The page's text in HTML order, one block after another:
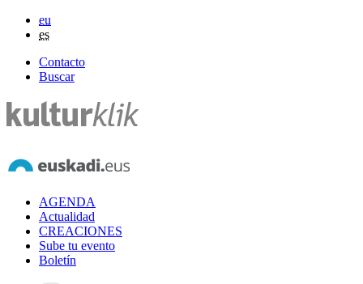
eu
es
Contacto
Buscar
AGENDA
Actualidad
CREACIONES
Sube tu evento
Boletín